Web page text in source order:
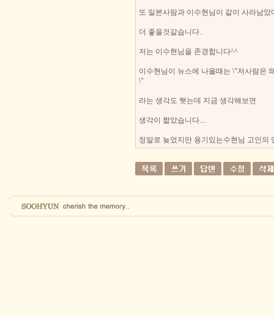
또 일본사람과 이수현님이 같이 사라남았
더 좋을것같습니다..
저는 이수현님을 존경합니다^^
이수현님이 뉴스에 나올때는 \"저사람은
\"
라는 생각도 햇는데 지금 생각해보면
생각이 짧았습니다....
정말로 늦었지만 용기있는수현님 고인의